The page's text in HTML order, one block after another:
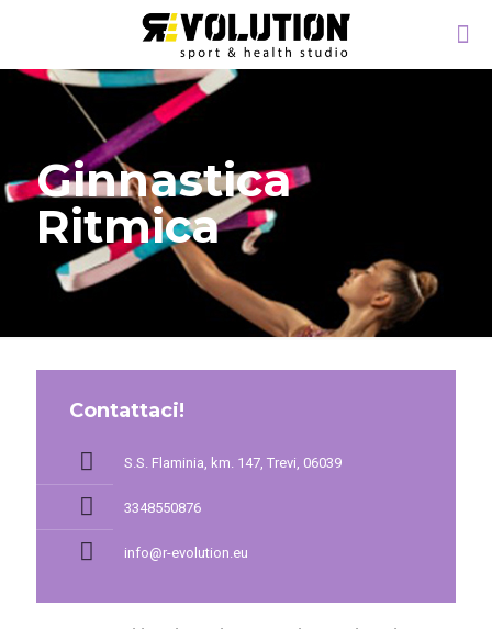
Ginnastica
Ritmica
Contattaci!
S.S. Flaminia, km. 147, Trevi, 06039
3348550876
info@r-evolution.eu